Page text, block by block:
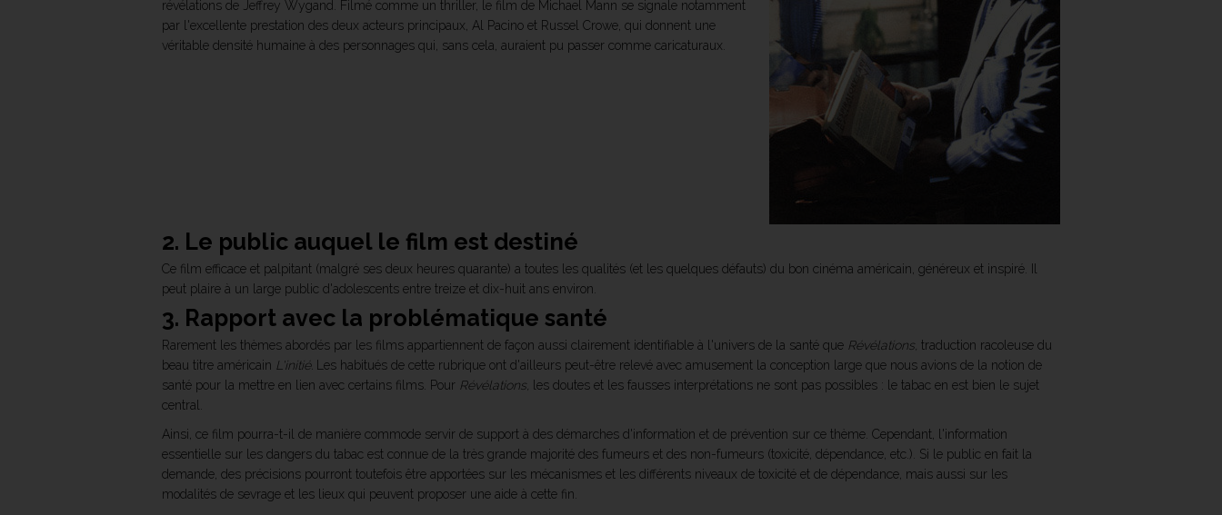
révélations de Jeffrey Wygand. Filmé comme un thriller, le film de Michael Mann se signale notamment
par l'excellente prestation des deux acteurs principaux, Al Pacino et Russel Crowe, qui donnent une
véritable densité humaine à des personnages qui, sans cela, auraient pu passer comme caricaturaux.
2. Le public auquel le film est destiné
Ce film efficace et palpitant (malgré ses deux heures quarante) a toutes les qualités (et les quelques défauts) du bon cinéma américain, généreux et inspiré. Il
peut plaire à un large public d'adolescents entre treize et dix-huit ans environ.
3. Rapport avec la problématique santé
Rarement les thèmes abordés par les films appartiennent de façon aussi clairement identifiable à l'univers de la santé que Révélations, traduction racoleuse du
beau titre américain L'initié.
Les habitués de cette rubrique ont d'ailleurs peut-être relevé avec amusement la conception large que nous avions de la notion de
santé pour la mettre en lien avec certains films. Pour Révélations,
les doutes et les fausses interprétations ne sont pas possibles : le tabac en est bien le sujet
central.
Ainsi, ce film pourra-t-il de manière commode servir de support à des démarches d'information et de prévention sur ce thème. Cependant, l'information
essentielle sur les dangers du tabac est connue de la très grande majorité des fumeurs et des non-fumeurs (toxicité, dépendance, etc.). Si le public en fait la
demande, des précisions pourront toutefois être apportées sur les mécanismes et les différents niveaux de toxicité et de dépendance, mais aussi sur les
modalités de sevrage et les lieux qui peuvent proposer une aide à cette fin.